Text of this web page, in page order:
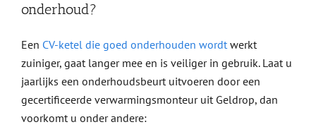
onderhoud?
Een CV-ketel die goed onderhouden wordtwerkt
zuiniger, gaat langer mee en is veiliger in gebruik. Laat u
jaarlijks een onderhoudsbeurt uitvoeren door een
gecertificeerde verwarmingsmonteur uit Geldrop, dan
voorkomt u onder andere: